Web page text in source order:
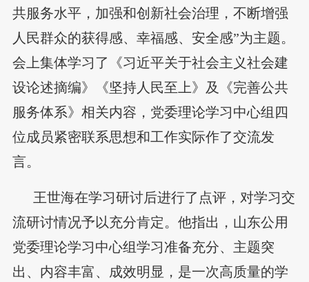
共服务水平，加强和创新社会治理，不断增强
人民群众的获得感、幸福感、安全感”为主题。
会上集体学习了《习近平关于社会主义社会建
设论述摘编》《坚持人民至上》及《完善公共
服务体系》相关内容，党委理论学习中心组四
位成员紧密联系思想和工作实际作了交流发
言。
王世海在学习研讨后进行了点评，对学习交
流研讨情况予以充分肯定。他指出，山东公用
党委理论学习中心组学习准备充分、主题突
出、内容丰富、成效明显，是一次高质量的学